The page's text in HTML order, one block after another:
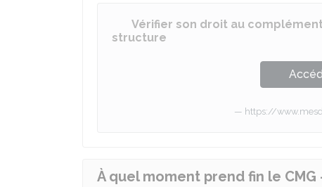
Vérifier son droit au
structure
https://
À quel moment prend fin le